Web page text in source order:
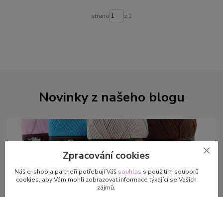
strana z 1
Novinky z našeho blogu
Zpracování cookies
Náš e-shop a partneři potřebují Váš souhlas s použitím souborů
cookies, aby Vám mohli zobrazovat informace týkající se Vašich
zájmů.